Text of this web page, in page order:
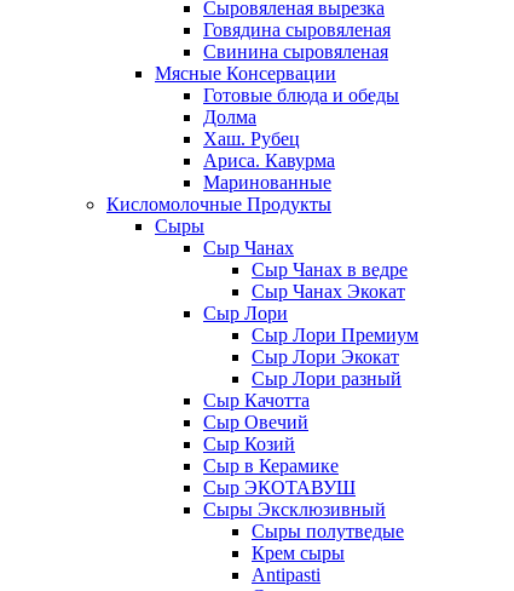
Сыровяленая вырезка
Говядина сыровяленая
Свинина сыровяленая
Мясные Консервации
Готовые блюда и обеды
Долма
Хаш. Рубец
Ариса. Кавурма
Маринованные
Кисломолочные Продукты
Сыры
Сыр Чанах
Сыр Чанах в ведре
Сыр Чанах Экокат
Сыр Лори
Сыр Лори Премиум
Сыр Лори Экокат
Сыр Лори разный
Сыр Качотта
Сыр Овечий
Сыр Козий
Сыр в Керамике
Сыр ЭКОТАВУШ
Сыры Эксклюзивный
Сыры полутведые
Крем сыры
Antipasti